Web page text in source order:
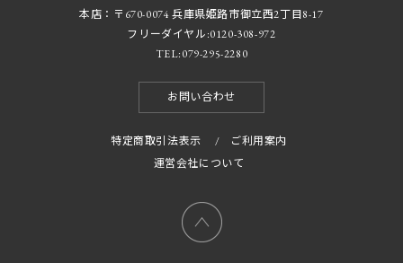
本店：〒670-0074 兵庫県姫路市御立西2丁目8-17
フリーダイヤル:0120-308-972
TEL:079-295-2280
お問い合わせ
特定商取引法表示 /
ご利用案内
運営会社について